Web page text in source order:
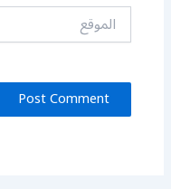
الموقع